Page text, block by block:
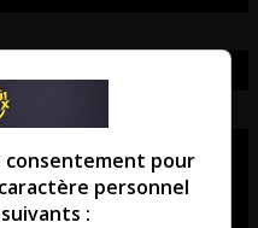
consentement pour
personnel
: